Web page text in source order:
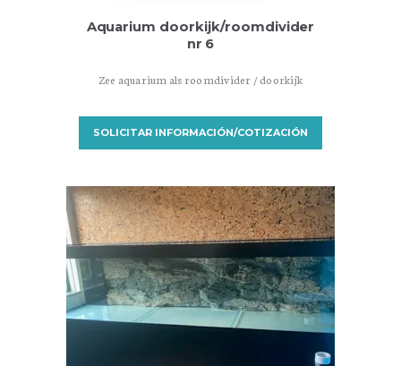
Aquarium doorkijk/roomdivider
nr 6
Zee aquarium als roomdivider / doorkijk
SOLICITAR INFORMACIÓN/COTIZACIÓN